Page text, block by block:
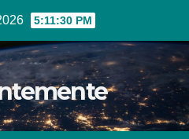
5:11:31 PM